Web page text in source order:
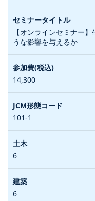
【オンラインセミナー
うな影響を与えるか
14,300
101-1
6
6